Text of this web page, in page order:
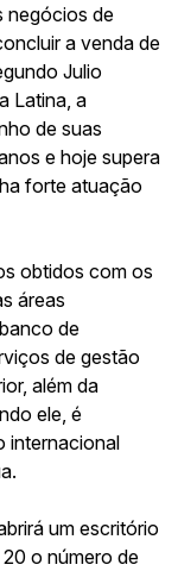
negócios de
a venda de
Julio
Latina, a
de suas
e hoje supera
forte atuação
obtidos com os
áreas
de
de gestão
além da
ele, é
internacional
um escritório
o número de